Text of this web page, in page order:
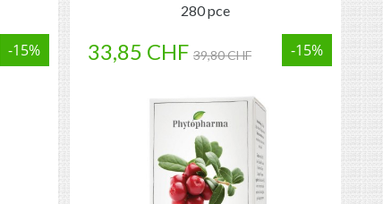
-15%
280 pce
33,85 CHF 39,80 CHF -15%